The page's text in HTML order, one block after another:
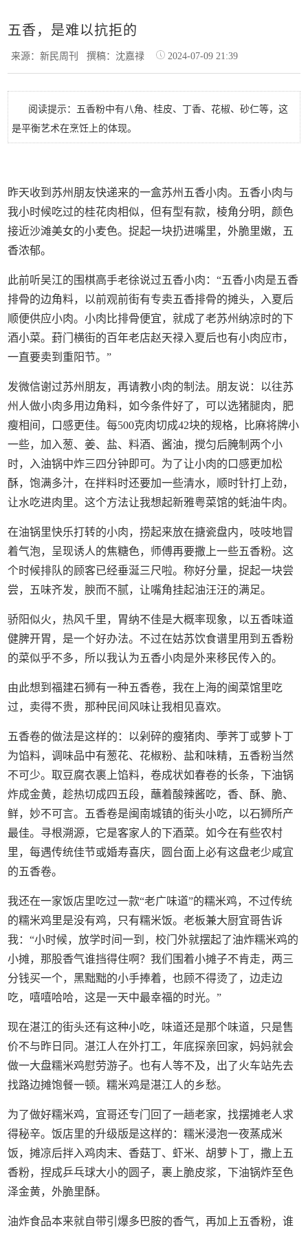
五香，是难以抗拒的
来源：新民周刊撰稿：沈嘉禄 2024-07-09 21:39
阅读提示：五香粉中有八角、桂皮、丁香、花椒、砂仁等，这
是平衡艺术在烹饪上的体现。
昨天收到苏州朋友快递来的一盒苏州五香小肉。五香小肉与
我小时候吃过的桂花肉相似，但有型有款，棱角分明，颜色
接近沙滩美女的小麦色。捉起一块扔进嘴里，外脆里嫩，五
香浓郁。
此前听吴江的围棋高手老徐说过五香小肉：“五香小肉是五香
排骨的边角料，以前观前街有专卖五香排骨的摊头，入夏后
顺便供应小肉。小肉比排骨便宜，就成了老苏州纳凉时的下
酒小菜。葑门横街的百年老店赵天禄入夏后也有小肉应市，
一直要卖到重阳节。”
发微信谢过苏州朋友，再请教小肉的制法。朋友说：以往苏
州人做小肉多用边角料，如今条件好了，可以选猪腿肉，肥
瘦相间，口感更佳。每500克肉切成42块的规格，比麻将牌小
一些，加入葱、姜、盐、料酒、酱油，搅匀后腌制两个小
时，入油锅中炸三四分钟即可。为了让小肉的口感更加松
酥，饱满多汁，在拌料时还要加一些清水，顺时针打上劲，
让水吃进肉里。这个方法让我想起新雅粤菜馆的蚝油牛肉。
在油锅里快乐打转的小肉，捞起来放在搪瓷盘内，吱吱地冒
着气泡，呈现诱人的焦糖色，师傅再要撒上一些五香粉。这
个时候排队的顾客已经垂涎三尺啦。称好分量，捉起一块尝
尝，五味齐发，腴而不腻，让嘴角挂起油汪汪的满足。
骄阳似火，热风千里，胃纳不佳是大概率现象，以五香味道
健脾开胃，是一个好办法。不过在姑苏饮食谱里用到五香粉
的菜似乎不多，所以我认为五香小肉是外来移民传入的。
由此想到福建石狮有一种五香卷，我在上海的闽菜馆里吃
过，卖得不贵，那种民间风味让我相见喜欢。
五香卷的做法是这样的：以剁碎的瘦猪肉、荸荠丁或萝卜丁
为馅料，调味品中有葱花、花椒粉、盐和味精，五香粉当然
不可少。取豆腐衣裹上馅料，卷成状如春卷的长条，下油锅
炸成金黄，趁热切成四五段，蘸着酸辣酱吃，香、酥、脆、
鲜，妙不可言。五香卷是闽南城镇的街头小吃，以石狮所产
最佳。寻根溯源，它是客家人的下酒菜。如今在有些农村
里，每遇传统佳节或婚寿喜庆，圆台面上必有这盘老少咸宜
的五香卷。
我还在一家饭店里吃过一款“老广味道”的糯米鸡，不过传统
的糯米鸡里是没有鸡，只有糯米饭。老板兼大厨宜哥告诉
我：“小时候，放学时间一到，校门外就摆起了油炸糯米鸡的
小摊，那股香气谁挡得住啊？我们围着小摊子不肯走，两三
分钱买一个，黑黜黜的小手捧着，也顾不得烫了，边走边
吃，嘻嘻哈哈，这是一天中最幸福的时光。”
现在湛江的街头还有这种小吃，味道还是那个味道，只是售
价不与昨日同。湛江人在外打工，年底探亲回家，妈妈就会
做一大盘糯米鸡慰劳游子。也有人等不及，出了火车站先去
找路边摊饱餐一顿。糯米鸡是湛江人的乡愁。
为了做好糯米鸡，宜哥还专门回了一趟老家，找摆摊老人求
得秘辛。饭店里的升级版是这样的：糯米浸泡一夜蒸成米
饭，摊凉后拌入鸡肉末、香菇丁、虾米、胡萝卜丁，撒上五
香粉，捏成乒乓球大小的圆子，裹上脆皮浆，下油锅炸至色
泽金黄，外脆里酥。
油炸食品本来就自带引爆多巴胺的香气，再加上五香粉，谁